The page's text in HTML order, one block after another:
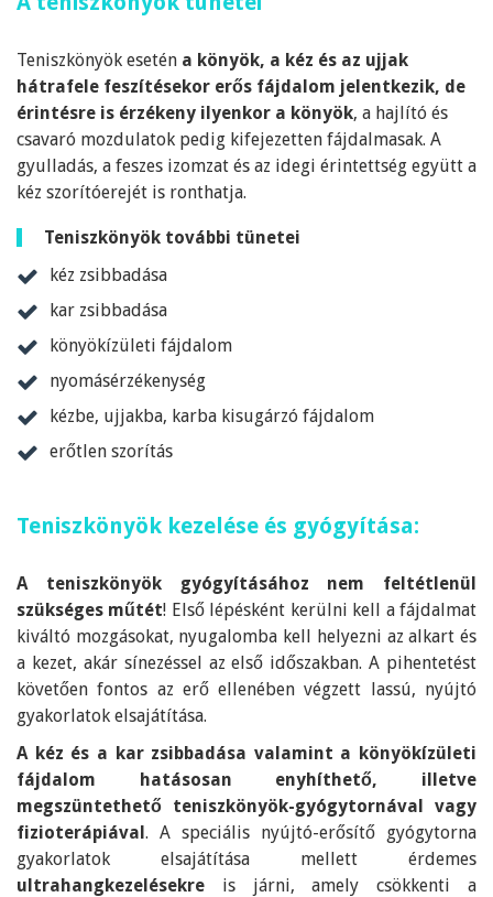
Teniszkönyök esetén a könyök, a kéz és az ujjak
hátrafele feszítésekor erős fájdalom jelentkezik, de
érintésre is érzékeny ilyenkor a könyök, a hajlító és
csavaró mozdulatok pedig kifejezetten fájdalmasak. A
gyulladás, a feszes izomzat és az idegi érintettség együtt a
kéz szorítóerejét is ronthatja.
Teniszkönyök további tünetei
kéz zsibbadása
kar zsibbadása
könyökízületi fájdalom
nyomásérzékenység
kézbe, ujjakba, karba kisugárzó fájdalom
erőtlen szorítás
Teniszkönyök kezelése és gyógyítása:
A teniszkönyök gyógyításához nem feltétlenül
szükséges műtét! Első lépésként kerülni kell a fájdalmat
kiváltó mozgásokat, nyugalomba kell helyezni az alkart és
a kezet, akár sínezéssel az első időszakban. A pihentetést
követően fontos az erő ellenében végzett lassú, nyújtó
gyakorlatok elsajátítása.
A kéz és a kar zsibbadása valamint a könyökízületi
fájdalom hatásosan enyhíthető, illetve
megszüntethető teniszkönyök-gyógytornával vagy
fizioterápiával. A speciális nyújtó-erősítő gyógytorna
gyakorlatok elsajátítása mellett érdemes
ultrahangkezelésekre is járni, amely csökkenti a